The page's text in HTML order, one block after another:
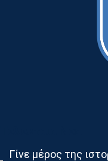
Γίνε μέρος της